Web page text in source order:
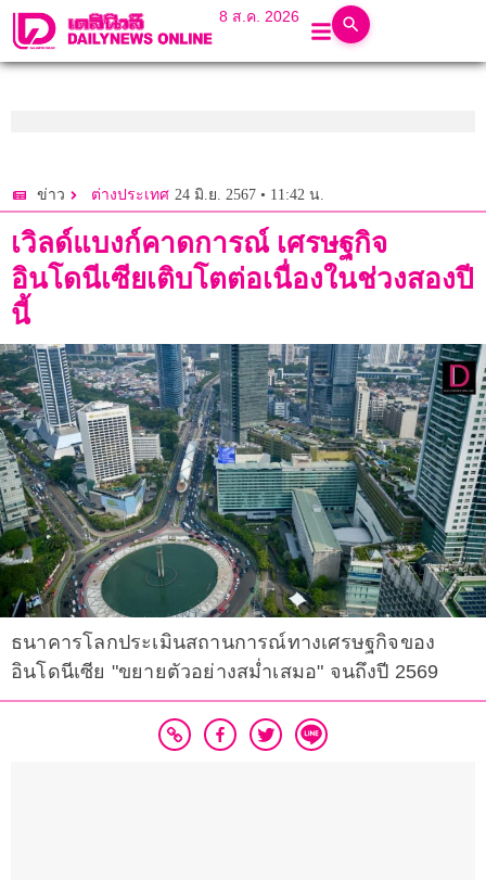
8 ส.ค. 2026
ข่าว ต่างประเทศ 24 มิ.ย. 2567 • 11:42 น.
เวิลด์แบงก์คาดการณ์ เศรษฐกิจ
อินโดนีเซียเติบโตต่อเนื่องในช่วงสองปี
นี้
ธนาคารโลกประเมินสถานการณ์ทางเศรษฐกิจของ
อินโดนีเซีย "ขยายตัวอย่างสม่ำเสมอ" จนถึงปี 2569